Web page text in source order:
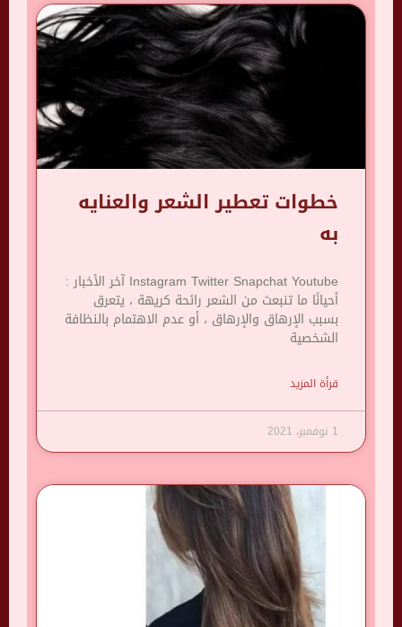
خطوات تعطير الشعر والعنايه
به
Instagram Twitter Snapchat Youtube آخر الأخبار :
أحيانًا ما تنبعث من الشعر رائحة كريهة ، يتعرق
بسبب الإرهاق والإرهاق ، أو عدم الاهتمام بالنظافة
الشخصية
قرأة المزيد
1 نوفمبر، 2021